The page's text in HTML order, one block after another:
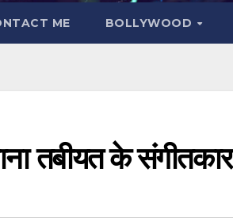
ME BOLLYWOOD
तबीयत के संगीतकार